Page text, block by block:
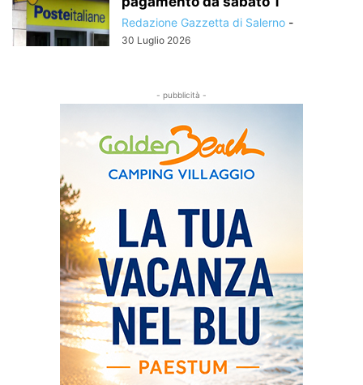
Redazione Gazzetta di Salerno -
30 Luglio 2026
- pubblicità -